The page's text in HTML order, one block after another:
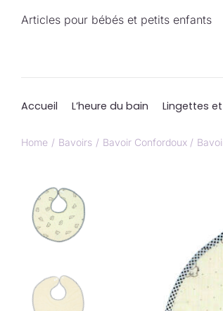
Articles pour bébés et petits enfants
Accueil L’heure du bain Lingettes
Home Bavoirs Bavoir Confordoux